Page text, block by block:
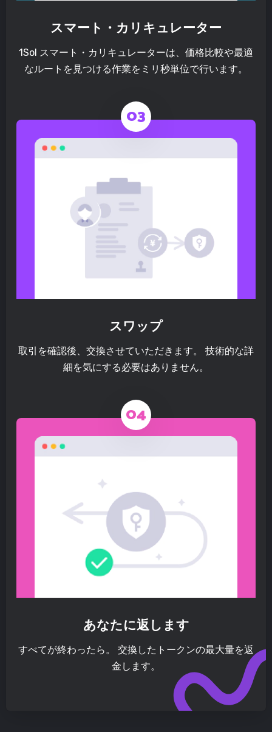
スマート・カリキュレーター
1Sol スマート・カリキュレーターは、価格比較や最適
なルートを見つける作業をミリ秒単位で行います。
スワップ
取引を確認後、交換させていただきます。 技術的な詳
細を気にする必要はありません。
あなたに返します
すべてが終わったら。 交換したトークンの最大量を返
金します。